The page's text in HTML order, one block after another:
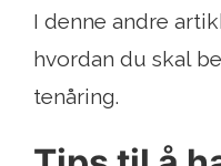
I denne andre
hvordan du skal
tenåring.